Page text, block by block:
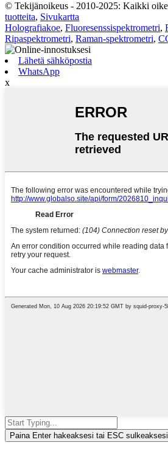
© Tekijänoikeus - 2010-2025: Kaikki
tuotteita, Sivukartta
Holografiakoe, Fluoresenssispektrometri,
Ripaspektrometri, Raman-spektrometri,
Lähetä sähköpostia
WhatsApp
x
Paina Enter hakeaksesi tai ESC sulkeaksesi